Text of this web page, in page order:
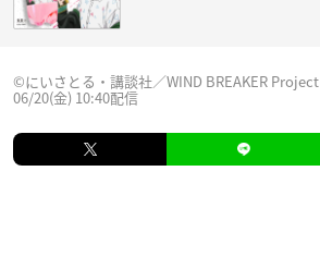
©にいさとる・講談社／WIND BREAKER Project
06/20(金) 10:40配信